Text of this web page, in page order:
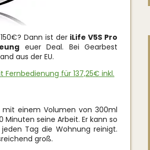
Dann ist der iLife V5S Pro
euer Deal. Bei Gearbest
aus der EU.
für 137,25€ inkl.
mit einem Volumen von 300ml
seine Arbeit. Er kann so
Tag die Wohnung reinigt.
groß.